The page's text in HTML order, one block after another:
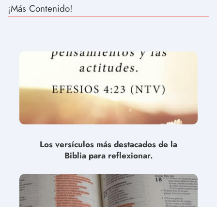
¡Más Contenido!
Los versículos más destacados de la
Biblia para reflexionar.